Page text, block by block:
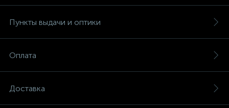
Пункты выдачи и оптики
Оплата
Доставка